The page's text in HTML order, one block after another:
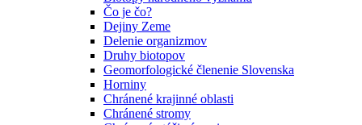
Čo je čo?
Dejiny Zeme
Delenie organizmov
Druhy biotopov
Geomorfologické členenie Slovenska
Horniny
Chránené krajinné oblasti
Chránené stromy